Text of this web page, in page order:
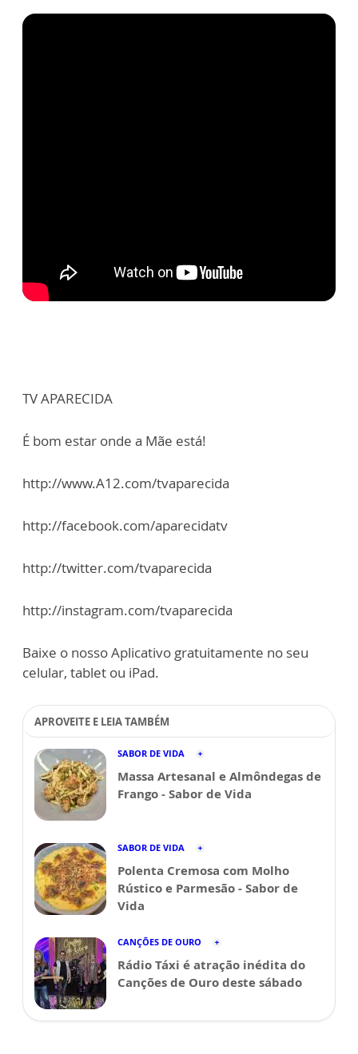
TV APARECIDA
É bom estar onde a Mãe está!
http://www.A12.com/tvaparecida
http://facebook.com/aparecidatv
http://twitter.com/tvaparecida
http://instagram.com/tvaparecida
Baixe o nosso Aplicativo gratuitamente no seu
celular, tablet ou iPad.
APROVEITE E LEIA TAMBÉM
SABOR DE VIDA
Massa Artesanal e Almôndegas de
Frango - Sabor de Vida
SABOR DE VIDA
Polenta Cremosa com Molho
Rústico e Parmesão - Sabor de
Vida
CANÇÕES DE OURO
Rádio Táxi é atração inédita do
Canções de Ouro deste sábado